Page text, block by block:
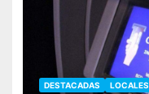
DESTACADAS LOCALES